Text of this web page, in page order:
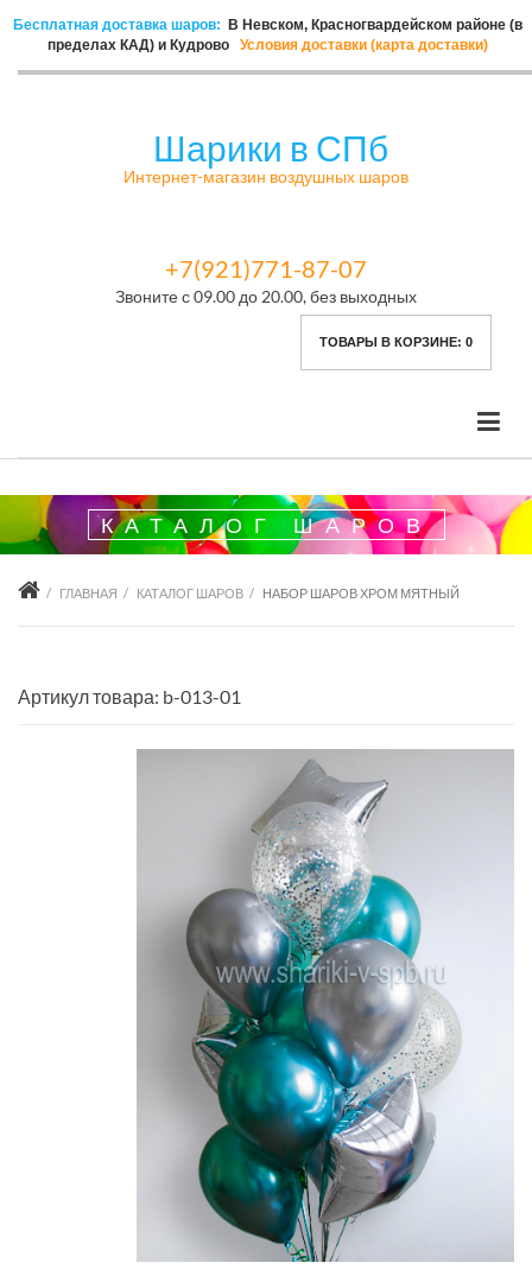
Бесплатная доставка шаров:
В Невском, Красногвардейском районе (в
пределах КАД) и Кудрово
Условия доставки (карта доставки)
Шарики в СПб
Интернет-магазин воздушных шаров
+7(921)771-87-07
Звоните с 09.00 до 20.00, без выходных
ТОВАРЫ В КОРЗИНЕ: 0
КАТАЛОГ ШАРОВ
ГЛАВНАЯ КАТАЛОГ ШАРОВ НАБОР ШАРОВ ХРОМ МЯТНЫЙ
Артикул товара: b-013-01